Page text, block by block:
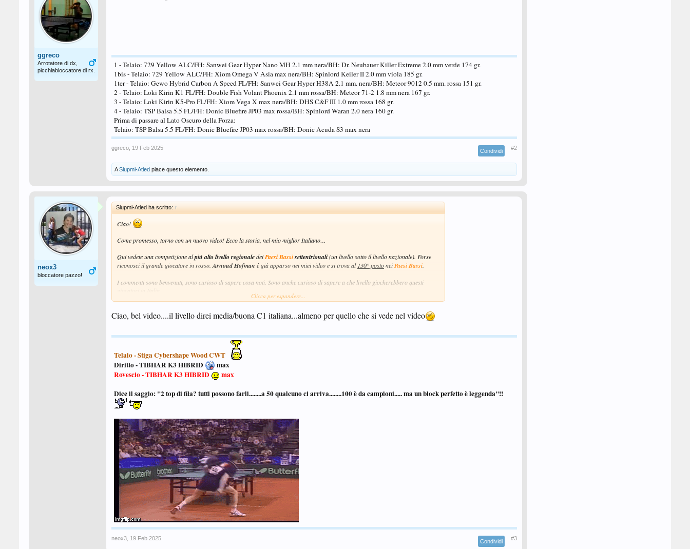
ggreco
Arrotatore di dx,
picchiabloccatore di rx.
1 - Telaio: 729 Yellow ALC/FH: Sanwei Gear Hyper Nano MH 2.1 mm nera/BH: Dr. Neubauer Killer Extreme 2.0 mm verde 174 gr.
1bis - Telaio: 729 Yellow ALC/FH: Xiom Omega V Asia max nera/BH: Spinlord Keiler II 2.0 mm viola 185 gr.
1ter - Telaio: Gewo Hybrid Carbon A Speed FL/FH: Sanwei Gear Hyper H38A 2.1 mm. nera/BH: Meteor 9012 0.5 mm. rossa 151 gr.
2 - Telaio: Loki Kirin K1 FL/FH: Double Fish Volant Phoenix 2.1 mm rossa/BH: Meteor 71-2 1.8 mm nera 167 gr.
3 - Telaio: Loki Kirin K5-Pro FL/FH: Xiom Vega X max nera/BH: DHS C&F III 1.0 mm rossa 168 gr.
4 - Telaio: TSP Balsa 5.5 FL/FH: Donic Bluefire JP03 max rossa/BH: Spinlord Waran 2.0 nera 160 gr.
Prima di passare al Lato Oscuro della Forza:
Telaio: TSP Balsa 5.5 FL/FH: Donic Bluefire JP03 max rossa/BH: Donic Acuda S3 max nera
ggreco 19 Feb 2025 Condividi #2
ASlupmi-Atled piace questo elemento.
neox3
bloccatore pazzo!
Slupmi-Atled ha scritto: ↑
Ciao!
Come promesso, torno con un nuovo video! Ecco la storia, nel mio miglior Italiano…
Qui vedete una competizione alpiù alto livello regionaledeiPaesi Bassisettentrionali(un livello sotto il livello nazionale). Forse
riconosci il grande giocatore in rosso.Arnoud Hofman è già apparso nei miei video e si trova al130° postoneiPaesi Bassi.
I commenti sono benvenuti, sono curioso di sapere cosa noti. Sono anche curioso di sapere a che livello giocherebbero questi
--- Messaggio Unito Automaticamente,
@CecioGrazie per aver guardato! Un fan fedele...
Clicca per espandere...
Ciao, bel video....il livello direi media/buona C1 italiana...almeno per quello che si vede nel video
Telaio - StigaCybershape Wood CWT
Diritto - TIBHAR K3 HIBRID
max
Rovescio - TIBHAR K3 HIBRID
max
Dice il saggio: "2 top di fila? tutti possono farli........a 50 qualcuno ci arriva........100 è da campioni..... ma un block perfetto è leggenda"!!
neox3 19 Feb 2025 Condividi #3